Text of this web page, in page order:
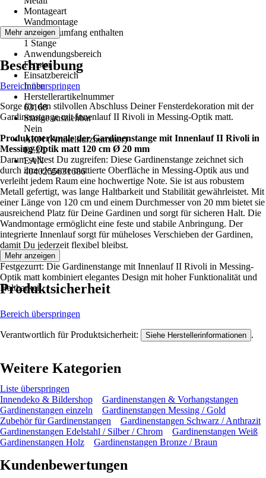
Montageart
Wandmontage
Im Lieferumfang enthalten
1 Stange
Anwendungsbereich
Fenster
Einsatzbereich
Innen
Herstellerartikelnummer
63168
Stange ausziehbar
Nein
AKN (Artikelkurznummer)
EZ2C
EAN
4040255631686
Mehr anzeigen
Beschreibung
Bereich überspringen
Sorge für den stilvollen Abschluss Deiner Fensterdekoration mit der
Gardinenstange mit Innenlauf II Rivoli in Messing-Optik matt.
Produktmerkmale der Gardinenstange mit Innenlauf II Rivoli in
Messing-Optik matt 120 cm Ø 20 mm
Darum solltest Du zugreifen: Diese Gardinenstange zeichnet sich
durch ihre elegante mattierte Oberfläche in Messing-Optik aus und
verleiht jedem Raum eine hochwertige Note. Sie ist aus robustem
Metall gefertigt, was lange Haltbarkeit und Stabilität gewährleistet. Mit
einer Länge von 120 cm und einem Durchmesser von 20 mm bietet sie
ausreichend Platz für Deine Gardinen und sorgt für sicheren Halt. Die
Wandmontage ermöglicht eine feste und stabile Anbringung. Der
integrierte Innenlauf sorgt für müheloses Verschieben der Gardinen,
damit Du jederzeit flexibel bleibst.
Festgezurrt: Die Gardinenstange mit Innenlauf II Rivoli in Messing-
Optik matt kombiniert elegantes Design mit hoher Funktionalität und
Haltbarkeit.
Mehr anzeigen
Produktsicherheit
Bereich überspringen
Verantwortlich für Produktsicherheit: Siehe Herstellerinformationen .
Weitere Kategorien
Liste überspringen
Innendeko & Bildershop
Gardinenstangen & Vorhangstangen
Gardinenstangen einzeln
Gardinenstangen Messing / Gold
Zubehör für Gardinenstangen
Gardinenstangen Schwarz / Anthrazit
Gardinenstangen Edelstahl / Silber / Chrom
Gardinenstangen Weiß
Gardinenstangen Holz
Gardinenstangen Bronze / Braun
Kundenbewertungen